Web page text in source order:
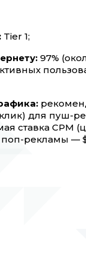
Tier 1;
97%
клик) для пуш-
ставка CPM
поп-рекламы —